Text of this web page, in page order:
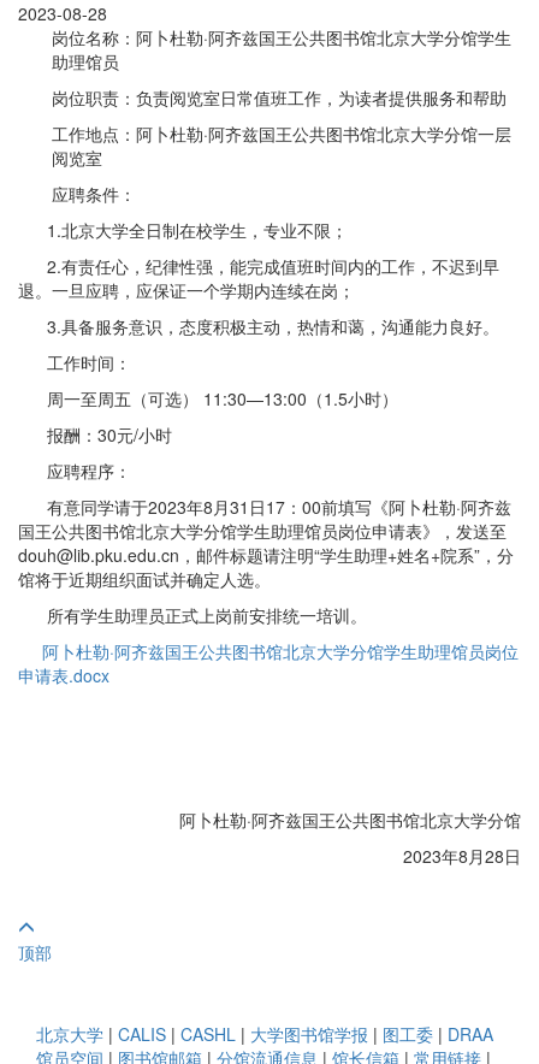
2023-08-28
岗位名称：阿卜杜勒·阿齐兹国王公共图书馆北京大学分馆学生
助理馆员
岗位职责：负责阅览室日常值班工作，为读者提供服务和帮助
工作地点：阿卜杜勒·阿齐兹国王公共图书馆北京大学分馆一层
阅览室
应聘条件：
1.北京大学全日制在校学生，专业不限；
2.有责任心，纪律性强，能完成值班时间内的工作，不迟到早
退。一旦应聘，应保证一个学期内连续在岗；
3.具备服务意识，态度积极主动，热情和蔼，沟通能力良好。
工作时间：
周一至周五（可选） 11:30—13:00（1.5小时）
报酬：30元/小时
应聘程序：
有意同学请于2023年8月31日17：00前填写《阿卜杜勒·阿齐兹
国王公共图书馆北京大学分馆学生助理馆员岗位申请表》，发送至
douh@lib.pku.edu.cn，邮件标题请注明“学生助理+姓名+院系”，分
馆将于近期组织面试并确定人选。
所有学生助理员正式上岗前安排统一培训。
阿卜杜勒·阿齐兹国王公共图书馆北京大学分馆学生助理馆员岗位
申请表.docx
阿卜杜勒·阿齐兹国王公共图书馆北京大学分馆
2023年8月28日
顶部
北京大学 | CALIS | CASHL | 大学图书馆学报 | 图工委 | DRAA
馆员空间 | 图书馆邮箱 | 分馆流通信息 | 馆长信箱 | 常用链接 |